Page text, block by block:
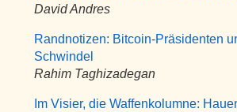
David Andres
Randnotizen: Bitcoin-Präsidenten
Schwindel
Rahim Taghizadegan
Im Visier, die Waffenkolumne: